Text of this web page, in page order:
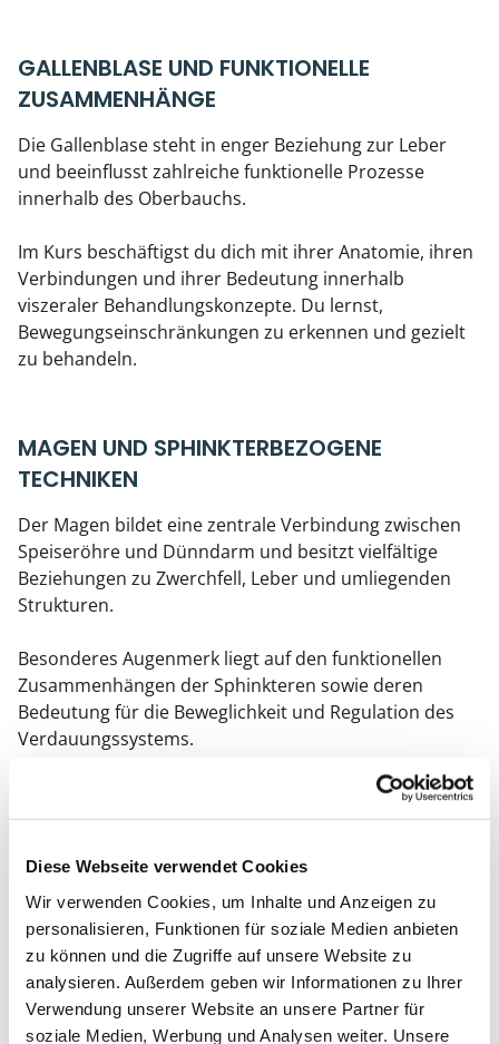
Diese Webseite verwendet Cookies
Wir verwenden Cookies, um Inhalte und Anzeigen zu
personalisieren, Funktionen für soziale Medien anbieten
zu können und die Zugriffe auf unsere Website zu
analysieren. Außerdem geben wir Informationen zu Ihrer
Verwendung unserer Website an unsere Partner für
soziale Medien, Werbung und Analysen weiter. Unsere
GALLENBLASE UND FUNKTIONELLE
ZUSAMMENHÄNGE
Die Gallenblase steht in enger Beziehung zur Leber
und beeinflusst zahlreiche funktionelle Prozesse
innerhalb des Oberbauchs.
Im Kurs beschäftigst du dich mit ihrer Anatomie, ihren
Verbindungen und ihrer Bedeutung innerhalb
viszeraler Behandlungskonzepte. Du lernst,
Bewegungseinschränkungen zu erkennen und gezielt
zu behandeln.
MAGEN UND SPHINKTERBEZOGENE
TECHNIKEN
Der Magen bildet eine zentrale Verbindung zwischen
Speiseröhre und Dünndarm und besitzt vielfältige
Beziehungen zu Zwerchfell, Leber und umliegenden
Strukturen.
Besonderes Augenmerk liegt auf den funktionellen
Zusammenhängen der Sphinkteren sowie deren
Bedeutung für die Beweglichkeit und Regulation des
Verdauungssystems.
Du lernst gezielte Untersuchungstechniken und
Behandlungsmöglichkeiten für Magen und
DAS ZWERCHFELL ALS
SCHLÜSSELSTRUKTUR
Das Zwerchfell nimmt innerhalb der Viszeralen
Manipulation eine besondere Stellung ein.